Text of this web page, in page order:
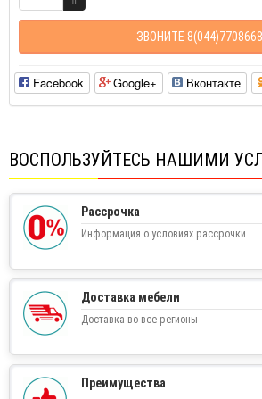
ЗВОНИТЕ 8(044)7708668
Facebook Google+ Вконтакте
ВОСПОЛЬЗУЙТЕСЬ НАШИМИ
Рассрочка
Информация о условиях рассрочки
Доставка мебели
Доставка во все регионы
Преимущества